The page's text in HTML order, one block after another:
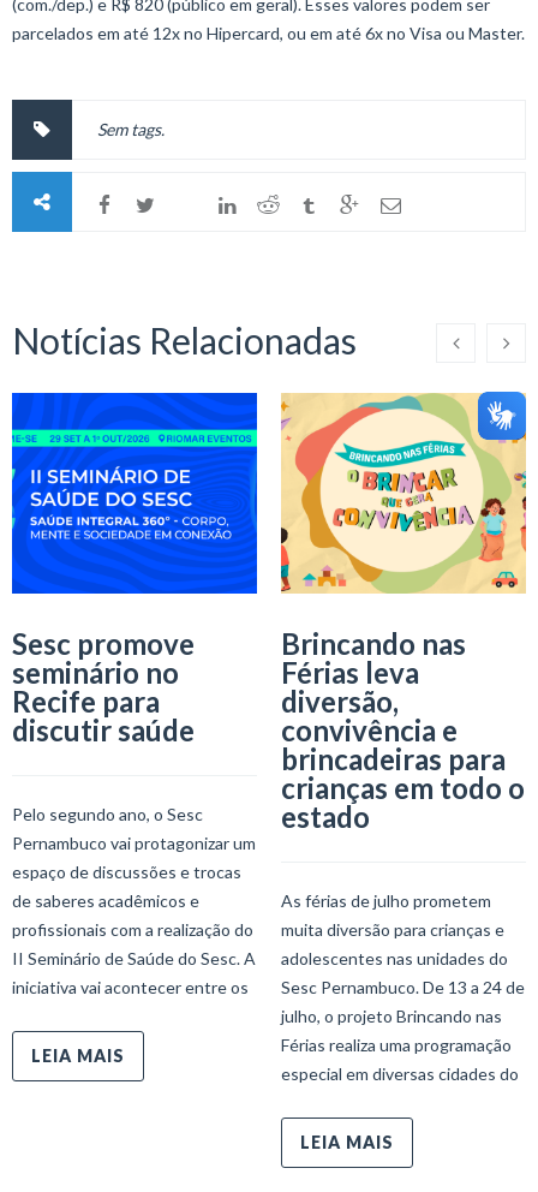
(com./dep.) e R$ 820 (público em geral). Esses valores podem ser
parcelados em até 12x no Hipercard, ou em até 6x no Visa ou Master.
Sem tags.
Notícias Relacionadas
Sesc promove
seminário no
Recife para
discutir saúde
Pelo segundo ano, o Sesc
Pernambuco vai protagonizar um
espaço de discussões e trocas
de saberes acadêmicos e
profissionais com a realização do
II Seminário de Saúde do Sesc. A
iniciativa vai acontecer entre os
LEIA MAIS
Brincando nas
Férias leva
diversão,
convivência e
brincadeiras para
crianças em todo o
estado
As férias de julho prometem
muita diversão para crianças e
adolescentes nas unidades do
Sesc Pernambuco. De 13 a 24 de
julho, o projeto Brincando nas
Férias realiza uma programação
especial em diversas cidades do
LEIA MAIS